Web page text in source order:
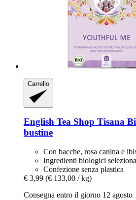
Carrello
English Tea Shop Tisana
bustine
Con bacche, rosa canina e
Ingredienti biologici
Confezione senza plastica
€ 3,99 (€ 133,00 / kg)
Consegna entro il giorno 12 agosto